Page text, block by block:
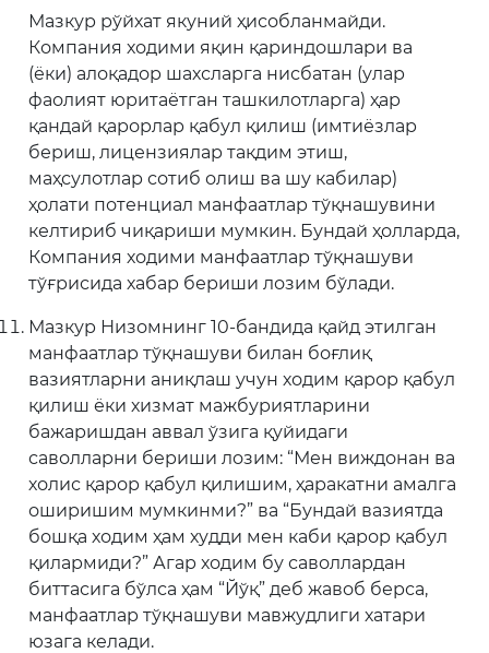
Мазкур рўйхат якуний ҳисобланмайди.
Компания ходими яқин қариндошлари ва
(ёки) алоқадор шахсларга нисбатан (улар
фаолият юритаётган ташкилотларга) ҳар
қандай қарорлар қабул қилиш (имтиёзлар
бериш, лицензиялар тақдим этиш,
маҳсулотлар сотиб олиш ва шу кабилар)
ҳолати потенциал манфаатлар тўқнашувини
келтириб чиқариши мумкин. Бундай ҳолларда,
Компания ходими манфаатлар тўқнашуви
тўғрисида хабар бериши лозим бўлади.
Мазкур Низомнинг 10-бандида қайд этилган
манфаатлар тўқнашуви билан боғлиқ
вазиятларни аниқлаш учун ходим қарор қабул
қилиш ёки хизмат мажбуриятларини
бажаришдан аввал ўзига қуйидаги
саволларни бериши лозим: “Мен виждонан ва
холис қарор қабул қилишим, ҳаракатни амалга
оширишим мумкинми?” ва “Бундай вазиятда
бошқа ходим ҳам худди мен каби қарор қабул
қилармиди?” Агар ходим бу саволлардан
биттасига бўлса ҳам “Йўқ” деб жавоб берса,
манфаатлар тўқнашуви мавжудлиги хатари
юзага келади.